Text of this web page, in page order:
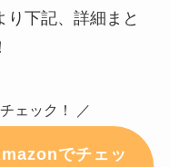
り下記、詳細まと
ェック！ ／
でチェッ